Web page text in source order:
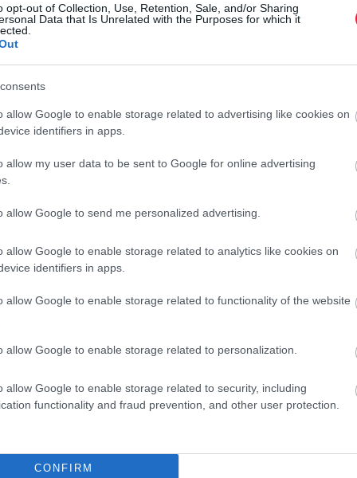
opt-out of Collection, Use, Retention, Sale, and/or Sharing
Data that Is Unrelated with the Purposes for which it
allow Google to enable storage related to advertising like cookies on
identifiers in apps.
allow my user data to be sent to Google for online advertising
allow Google to send me personalized advertising.
allow Google to enable storage related to analytics like cookies on
identifiers in apps.
allow Google to enable storage related to functionality of the website
allow Google to enable storage related to personalization.
allow Google to enable storage related to security, including
functionality and fraud prevention, and other user protection.
CONFIRM
tekintve az elektronikai alkatrész, áramköri kártya
1,0%-kal nagyobb lett.
– az alágak közül a legnagyobb mértékben – 24%-kal
alágazatból az akkumulátor, szárazelem gyártásának
készülék gyártásáé 17,1%-kal visszaesett.
gyártása 5,8%-kal csökkent az előző év azonos
miatt. A legnagyobb (23%-os) súlyt képviselő
el az előző év februárjától.
a legkevésbé a malomipari termék, keményítő
A többi négy alágazatban 2,9 és 37% között nőtt a
-tartósításban, a legkevésbé a pékáru, tésztafélék
ásványi termék gyártása 5,5, a fémalapanyag és
év azonos hónapjához mérten.
súlyt adó vegyi anyag, termék gyártása 2,5%-kal
az export nőtt.
9,6%-kal visszaesett 2024 februárjához viszonyítva, a